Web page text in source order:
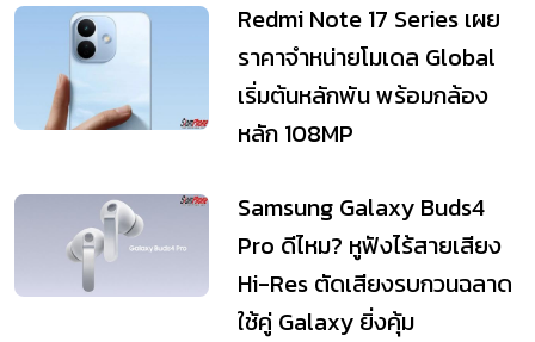
Redmi Note 17 Series เผย
ราคาจำหน่ายโมเดล Global
เริ่มต้นหลักพัน พร้อมกล้อง
หลัก 108MP
Samsung Galaxy Buds4
Pro ดีไหม? หูฟังไร้สายเสียง
Hi-Res ตัดเสียงรบกวนฉลาด
ใช้คู่ Galaxy ยิ่งคุ้ม